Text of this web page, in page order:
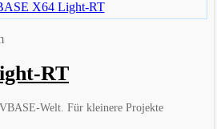
RT
Welt. Für kleinere Projekte